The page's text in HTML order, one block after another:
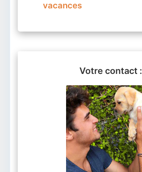
vacances
Votre contact :